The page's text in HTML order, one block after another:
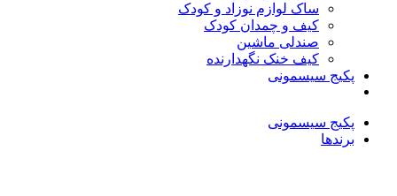
ساک لوازم نوزاد و کودک
کیف و چمدان کودک
صندلی ماشین
کیف خنک نگهدارنده
پکیج سیسمونی
پکیج سیسمونی
برندها